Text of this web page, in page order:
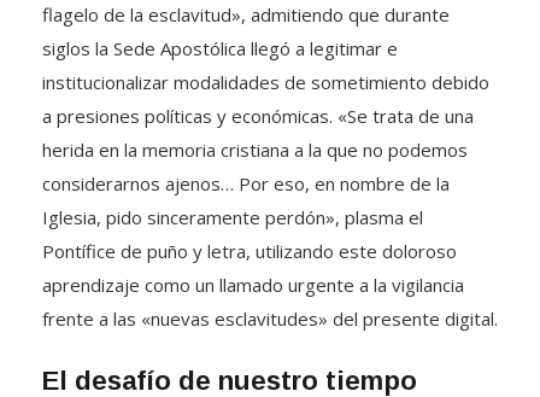
flagelo de la esclavitud», admitiendo que durante
siglos la Sede Apostólica llegó a legitimar e
institucionalizar modalidades de sometimiento debido
a presiones políticas y económicas. «Se trata de una
herida en la memoria cristiana a la que no podemos
considerarnos ajenos… Por eso, en nombre de la
Iglesia, pido sinceramente perdón», plasma el
Pontífice de puño y letra, utilizando este doloroso
aprendizaje como un llamado urgente a la vigilancia
frente a las «nuevas esclavitudes» del presente digital.
El desafío de nuestro tiempo